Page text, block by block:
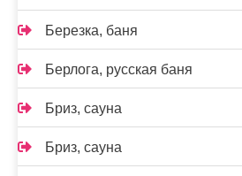
Березка, баня
Берлога, русская баня
Бриз, сауна
Бриз, сауна